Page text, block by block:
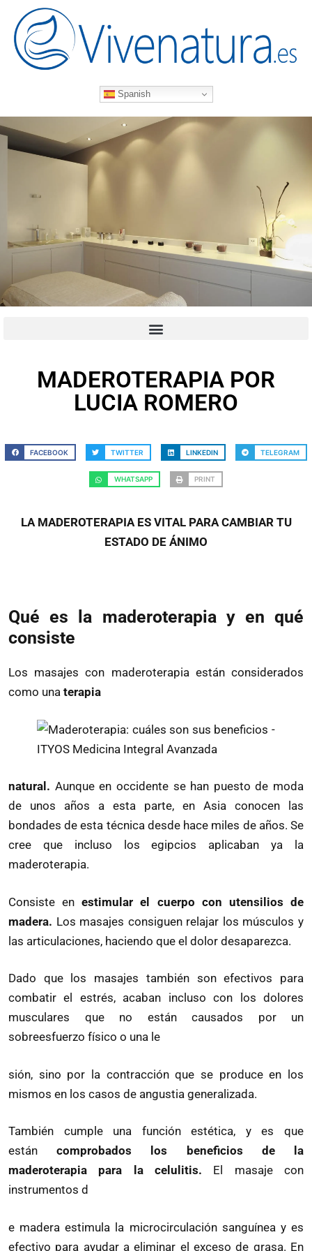
Spanish
MADEROTERAPIA POR
LUCIA ROMERO
FACEBOOK TWITTER LINKEDIN TELEGRAM
WHATSAPP PRINT
LA MADEROTERAPIA ES VITAL PARA CAMBIAR TU
ESTADO DE ÁNIMO
Qué es la maderoterapia y en qué
consiste
Los masajes con maderoterapia están considerados
como una terapia
natural. Aunque en occidente se han puesto de moda
de unos años a esta parte, en Asia conocen las
bondades de esta técnica desde hace miles de años. Se
cree que incluso los egipcios aplicaban ya la
maderoterapia.
Consiste enestimular el cuerpo con utensilios de
madera. Los masajes consiguen relajar los músculos y
las articulaciones, haciendo que el dolor desaparezca.
Dado que los masajes también son efectivos para
combatir el estrés, acaban incluso con los dolores
musculares que no están causados por un
sobreesfuerzo físico o una le
sión, sino por la contracción que se produce en los
mismos en los casos de angustia generalizada.
También cumple una función estética, y es que
estáncomprobados los beneficios de la
maderoterapia para la celulitis. El masaje con
instrumentos d
e madera estimula la microcirculación sanguínea y es
efectivo para ayudar a eliminar el exceso de grasa. En